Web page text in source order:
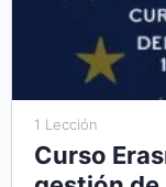
1 Lección
Curso